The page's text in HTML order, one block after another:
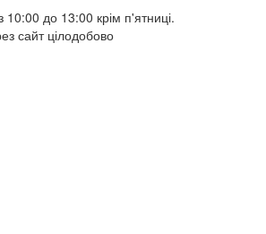
10:00 до 13:00 крім п'ятниці.
сайт цілодобово